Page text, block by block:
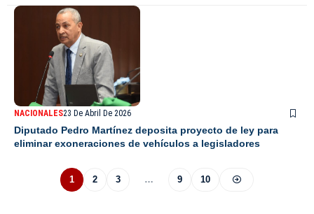
NACIONALES23 De Abril De 2026
Diputado Pedro Martínez deposita proyecto de ley para
eliminar exoneraciones de vehículos a legisladores
1 2 3 … 9 10